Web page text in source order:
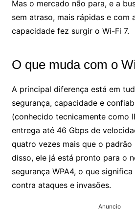
Mas o mercado não para, e a
sem atraso, mais rápidas e com
capacidade fez surgir o Wi-Fi 7.
O que muda com o
A principal diferença está em
segurança, capacidade e
(conhecido tecnicamente como
entrega até 46 Gbps de
quatro vezes mais que o padrão
disso, ele já está pronto para o
segurança WPA4, o que
contra ataques e invasões.
Anuncio